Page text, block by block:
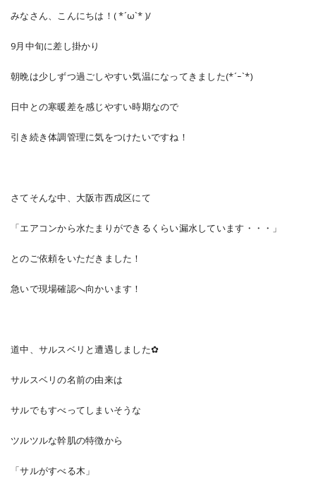
みなさん、こんにちは！( *´ω`* )/
9月中旬に差し掛かり
朝晩は少しずつ過ごしやすい気温になってきました(*´ｰ`*)
日中との寒暖差を感じやすい時期なので
引き続き体調管理に気をつけたいですね！
さてそんな中、大阪市西成区にて
「エアコンから水たまりができるくらい漏水しています・・・」
とのご依頼をいただきました！
急いで現場確認へ向かいます！
道中、サルスベリと遭遇しました✿
サルスベリの名前の由来は
サルでもすべってしまいそうな
ツルツルな幹肌の特徴から
「サルがすべる木」